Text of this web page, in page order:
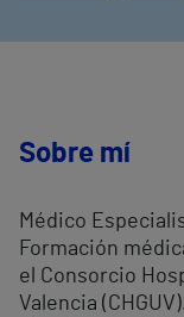
Sobre mí
Médico
Formación
el Consorcio
Valencia